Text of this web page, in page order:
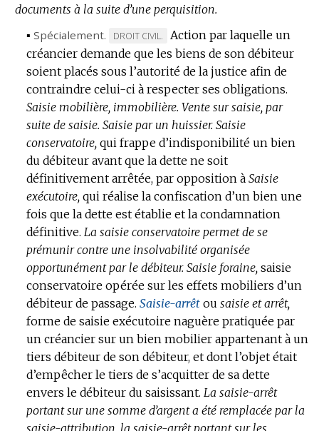
documents à la suite d’une perquisition.
▪ Spécialement.
MARQUE
DE
DOMAINE
:
DROIT CIVIL.
Action par laquelle un
créancier demande que les biens de son débiteur
soient placés sous l’autorité de la justice afin de
contraindre celui-ci à respecter ses obligations.
Saisie mobilière, immobilière. Vente sur saisie, par
suite de saisie. Saisie par un huissier. Saisie
conservatoire, qui frappe d’indisponibilité un bien
du débiteur avant que la dette ne soit
définitivement arrêtée, par opposition à Saisie
exécutoire, qui réalise la confiscation d’un bien une
fois que la dette est établie et la condamnation
définitive. La saisie conservatoire permet de se
prémunir contre une insolvabilité organisée
opportunément par le débiteur. Saisie foraine, saisie
conservatoire opérée sur les effets mobiliers d’un
débiteur de passage. Saisie-arrêtou saisie et arrêt,
forme de saisie exécutoire naguère pratiquée par
un créancier sur un bien mobilier appartenant à un
tiers débiteur de son débiteur, et dont l’objet était
d’empêcher le tiers de s’acquitter de sa dette
envers le débiteur du saisissant. La saisie-arrêt
portant sur une somme d’argent a été remplacée par la
saisie-attribution, la saisie-arrêt portant sur les